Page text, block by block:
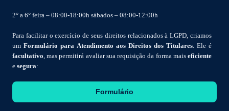
2° a 6° feira – 08:00-18:00h sábados – 08:00-12:00h
Para facilitar o exercício de seus direitos relacionados à LGPD, criamos
um Formulário para Atendimento aos Direitos dos Titulares. Ele é
facultativo, mas permitirá avaliar sua requisição da forma mais eficiente
e segura:
Formulário